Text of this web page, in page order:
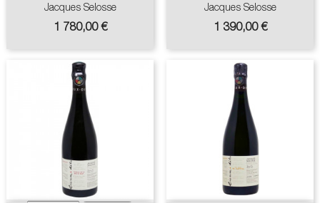
Jacques Selosse
Prix
1 780,00 €
Jacques Selosse
Prix
1 390,00 €